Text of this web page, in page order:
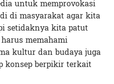
untuk memprovokasi
di masyarakat agar kita
setidaknya kita patut
memahami
kultur dan budaya juga
konsep berpikir terkait